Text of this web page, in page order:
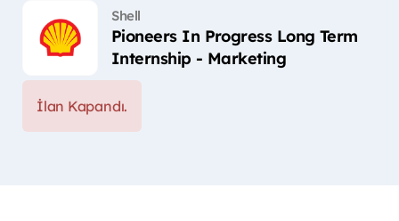
Shell
Pioneers In Progress Long Term
Internship - Marketing
İlan Kapandı.